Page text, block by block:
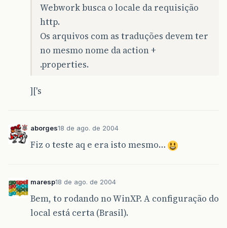
Webwork busca o locale da requisição
http.
Os arquivos com as traduções devem ter
no mesmo nome da action +
.properties.
]['s
aborges18 de ago. de 2004
Fiz o teste aq e era isto mesmo…
maresp18 de ago. de 2004
Bem, to rodando no WinXP. A configuração do
local está certa (Brasil).